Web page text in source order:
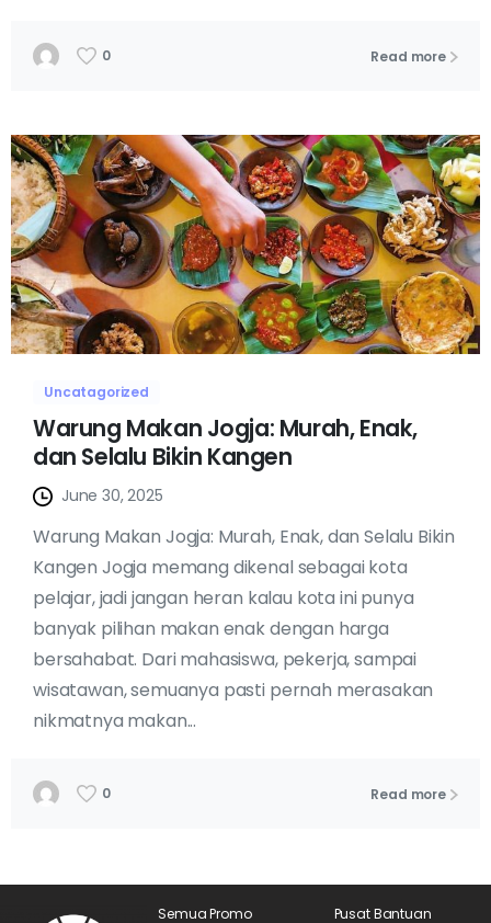
0 Read more
Uncatagorized
Warung Makan Jogja: Murah, Enak,
dan Selalu Bikin Kangen
June 30, 2025
Warung Makan Jogja: Murah, Enak, dan Selalu Bikin
Kangen Jogja memang dikenal sebagai kota
pelajar, jadi jangan heran kalau kota ini punya
banyak pilihan makan enak dengan harga
bersahabat. Dari mahasiswa, pekerja, sampai
wisatawan, semuanya pasti pernah merasakan
nikmatnya makan...
0 Read more
Semua Promo Pusat Bantuan